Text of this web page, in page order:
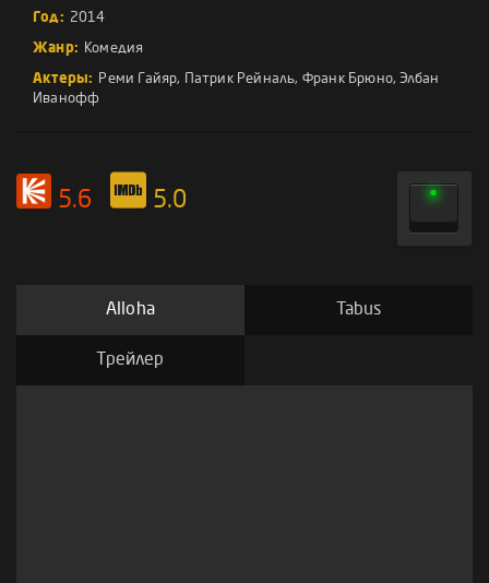
Год: 2014
Жанр: Комедия
Актеры: Реми Гайяр, Патрик Рейналь, Франк Брюно,Элбан
Иванофф
5.6 5.0
Alloha Tabus
Трейлер